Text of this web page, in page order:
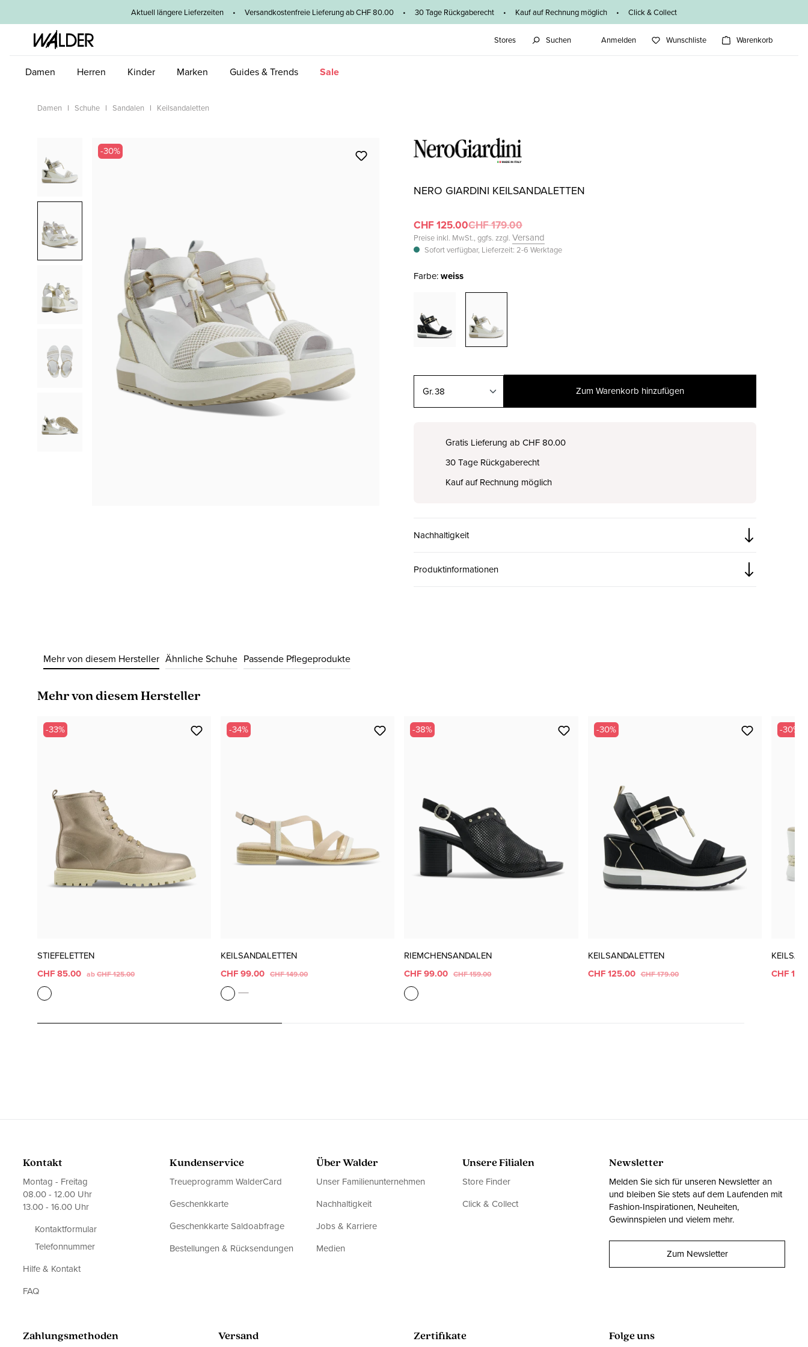
Aktuell längere Lieferzeiten • Versandkostenfreie Lieferung ab CHF 80.00 • 30 Tage Rückgaberecht • Kauf auf Rechnung möglich • Click & Collect
Stores Suchen Anmelden Wunschliste Warenkorb
Damen Herren Kinder Marken Guides & Trends Sale
Damen Schuhe Sandalen Keilsandaletten
Bildergalerie überspringen
-30%
NERO GIARDINI KEILSANDALETTEN
CHF 125.00CHF 179.00
Preise inkl. MwSt., ggfs. zzgl. Versand
Sofort verfügbar, Lieferzeit: 2-6 Werktage
Farbe:weiss
38
CHF 125.00
Zum Warenkorb hinzufügen
Gratis Lieferung ab CHF 80.00
30 Tage Rückgaberecht
Kauf auf Rechnung möglich
Nachhaltigkeit
Produktinformationen
Mehr von diesem Hersteller Ähnliche Schuhe Passende Pflegeprodukte
Produktgalerie überspringen
Mehr von diesem Hersteller
-33%
STIEFELETTEN
CHF 85.00 abCHF 125.00
-34%
KEILSANDALETTEN
CHF 99.00 CHF 149.00
-38%
RIEMCHENSANDALEN
CHF 99.00 CHF 159.00
-30%
KEILSANDALETTEN
CHF 125.00 CHF 179.00
-30%
CHF
Kontakt
Montag - Freitag
08.00 - 12.00 Uhr
13.00 - 16.00 Uhr
Kontaktformular
Telefonnummer
Hilfe & Kontakt
FAQ
Kundenservice
Treueprogramm WalderCard
Geschenkkarte
Geschenkkarte Saldoabfrage
Bestellungen & Rücksendungen
Über Walder
Unser Familienunternehmen
Nachhaltigkeit
Jobs & Karriere
Medien
Unsere Filialen
Store Finder
Click & Collect
Newsletter
Melden Sie sich für unseren Newsletter an
und bleiben Sie stets auf dem Laufenden mit
Fashion-Inspirationen, Neuheiten,
Gewinnspielen und vielem mehr.
Zum Newsletter
Zahlungsmethoden Versand Zertifikate Folge uns